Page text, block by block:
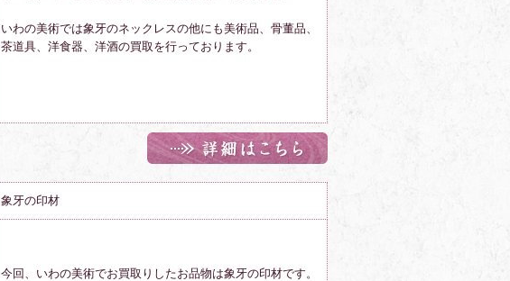
いわの美術では象牙のネックレスの他にも美術品、骨董品、
茶道具、洋食器、洋酒の買取を行っております。
象牙の印材
今回、いわの美術でお買取りしたお品物は象牙の印材です。